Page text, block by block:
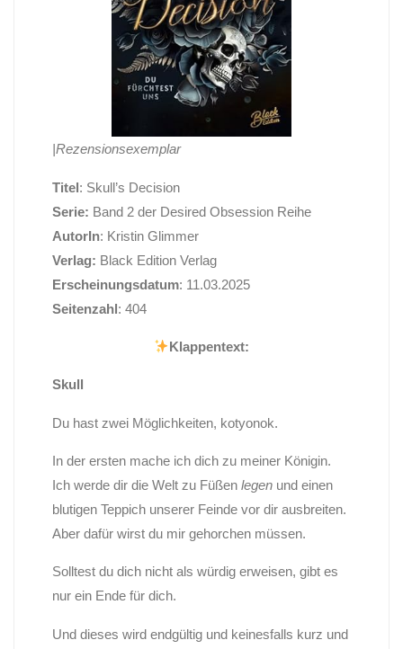
|Rezensionsexemplar
Titel: Skull’s Decision
Serie: Band 2 der Desired Obsession Reihe
AutorIn: Kristin Glimmer
Verlag: Black Edition Verlag
Erscheinungsdatum: 11.03.2025
Seitenzahl: 404
Klappentext:
Skull
Du hast zwei Möglichkeiten, kotyonok.
In der ersten mache ich dich zu meiner Königin.
Ich werde dir die Welt zu Füßen legenund einen
blutigen Teppich unserer Feinde vor dir ausbreiten.
Aber dafür wirst du mir gehorchen müssen.
Solltest du dich nicht als würdig erweisen, gibt es
nur ein Ende für dich.
Und dieses wird endgültig und keinesfalls kurz und